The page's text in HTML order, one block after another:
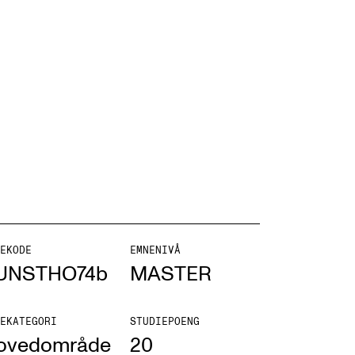
ansatte
ansatte og studenterEMNENIVÅ
MASTER
STUDIEPOENG
20